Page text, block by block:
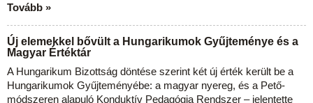
Tovább »
Új elemekkel bővült a Hungarikumok Gyűjteménye és a
Magyar Értéktár
A Hungarikum Bizottság döntése szerint két új érték került be a
Hungarikumok Gyűjteményébe: a magyar nyereg, és a Pető-
módszeren alapuló Konduktív Pedagógia Rendszer – jelentette